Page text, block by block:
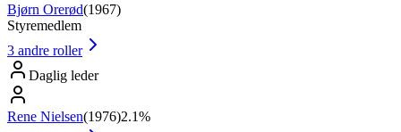
Bjørn Orerød(1967)
Styremedlem
3 andre roller
Daglig leder
Rene Nielsen(1976)2.1%